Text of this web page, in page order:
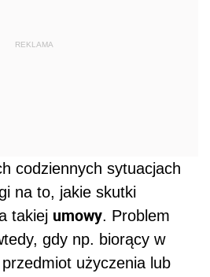
REKLAMA
codziennych sytuacjach
na to, jakie skutki
takiej umowy. Problem
gdy np. biorący w
użyczenia lub